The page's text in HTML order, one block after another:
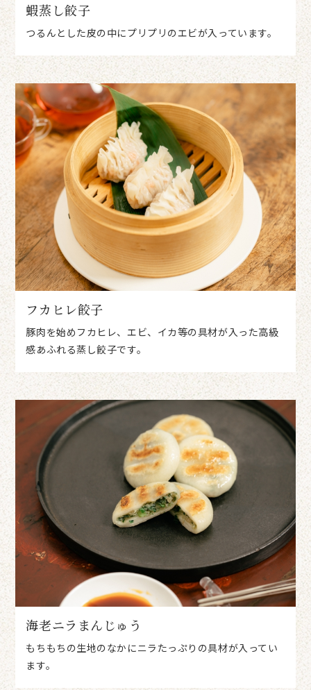
蝦蒸し餃子
つるんとした皮の中にプリプリのエビが入っています。
フカヒレ餃子
豚肉を始めフカヒレ、エビ、イカ等の具材が入った高級
感あふれる蒸し餃子です。
海老ニラまんじゅう
もちもちの生地のなかにニラたっぷりの具材が入ってい
ます。